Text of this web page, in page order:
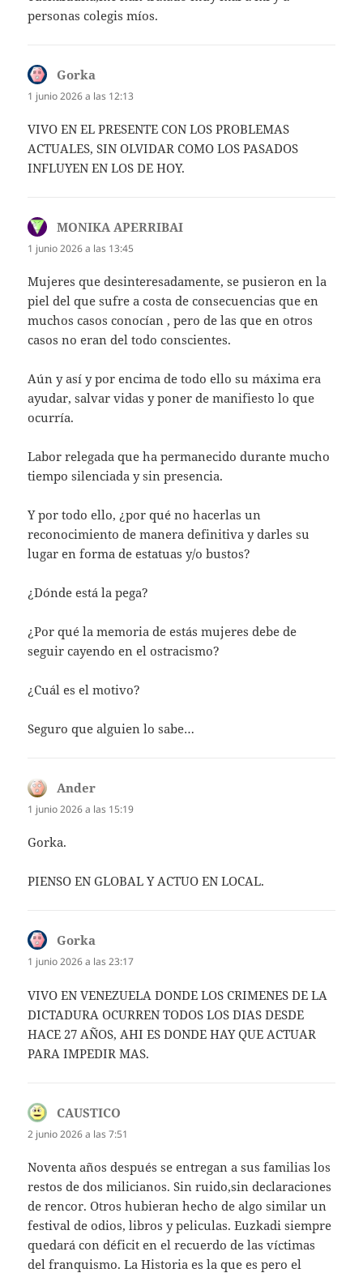
personas colegis míos.
Gorka
1 junio 2026 a las 12:13
VIVO EN EL PRESENTE CON LOS PROBLEMAS
ACTUALES, SIN OLVIDAR COMO LOS PASADOS
INFLUYEN EN LOS DE HOY.
MONIKA APERRIBAI
1 junio 2026 a las 13:45
Mujeres que desinteresadamente, se pusieron en la
piel del que sufre a costa de consecuencias que en
muchos casos conocían , pero de las que en otros
casos no eran del todo conscientes.
Aún y así y por encima de todo ello su máxima era
ayudar, salvar vidas y poner de manifiesto lo que
ocurría.
Labor relegada que ha permanecido durante mucho
tiempo silenciada y sin presencia.
Y por todo ello, ¿por qué no hacerlas un
reconocimiento de manera definitiva y darles su
lugar en forma de estatuas y/o bustos?
¿Dónde está la pega?
¿Por qué la memoria de estás mujeres debe de
seguir cayendo en el ostracismo?
¿Cuál es el motivo?
Seguro que alguien lo sabe…
Ander
1 junio 2026 a las 15:19
Gorka.
PIENSO EN GLOBAL Y ACTUO EN LOCAL.
Gorka
1 junio 2026 a las 23:17
VIVO EN VENEZUELA DONDE LOS CRIMENES DE LA
DICTADURA OCURREN TODOS LOS DIAS DESDE
HACE 27 AÑOS, AHI ES DONDE HAY QUE ACTUAR
PARA IMPEDIR MAS.
CAUSTICO
2 junio 2026 a las 7:51
Noventa años después se entregan a sus familias los
restos de dos milicianos. Sin ruido,sin declaraciones
de rencor. Otros hubieran hecho de algo similar un
festival de odios, libros y peliculas. Euzkadi siempre
quedará con déficit en el recuerdo de las víctimas
del franquismo. La Historia es la que es pero el